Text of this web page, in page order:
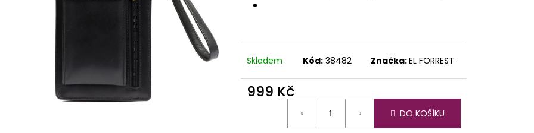
Skladem Kód: 38482 Značka:EL FORREST
999 Kč
DO KOŠÍKU